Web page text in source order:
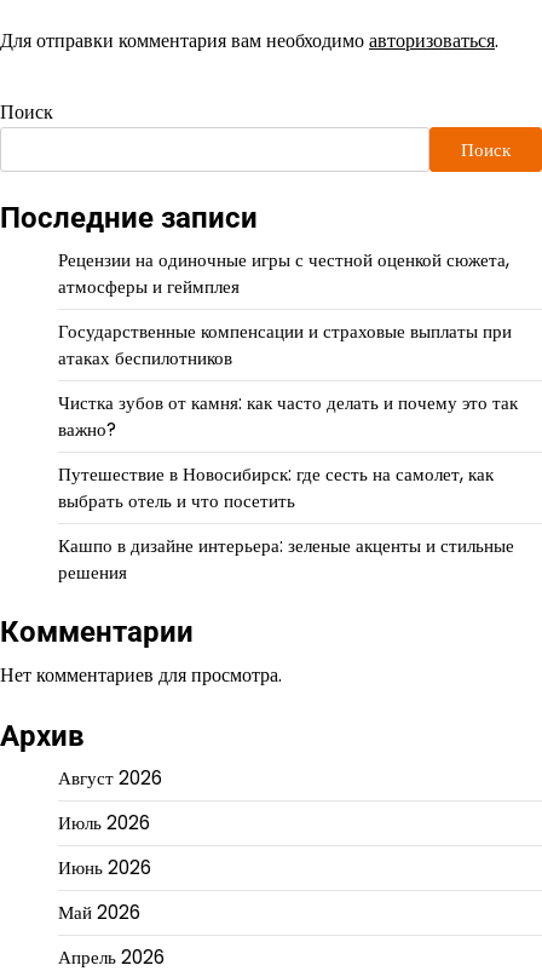
Для отправки комментария вам необходимоавторизоваться.
Поиск
Поиск
Последние записи
Рецензии на одиночные игры с честной оценкой сюжета,
атмосферы и геймплея
Государственные компенсации и страховые выплаты при
атаках беспилотников
Чистка зубов от камня: как часто делать и почему это так
важно?
Путешествие в Новосибирск: где сесть на самолет, как
выбрать отель и что посетить
Кашпо в дизайне интерьера: зеленые акценты и стильные
решения
Комментарии
Нет комментариев для просмотра.
Архив
Август 2026
Июль 2026
Июнь 2026
Май 2026
Апрель 2026